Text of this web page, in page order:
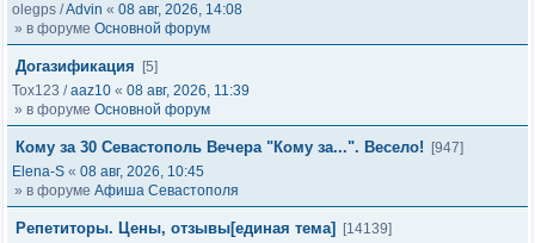
olegps /Advin « 08 авг, 2026, 14:08
» в форуме Основной форум
Догазификация
[5]
Tox123 /aaz10 « 08 авг, 2026, 11:39
» в форуме Основной форум
Кому за 30 Севастополь Вечера "Кому за...". Весело!
[947]
Elena-S « 08 авг, 2026, 10:45
» в форуме Афиша Севастополя
Репетиторы. Цены, отзывы[единая тема]
[14139]